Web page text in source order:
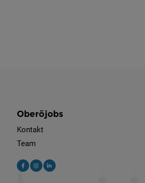
Oberöjobs
Kontakt
Team